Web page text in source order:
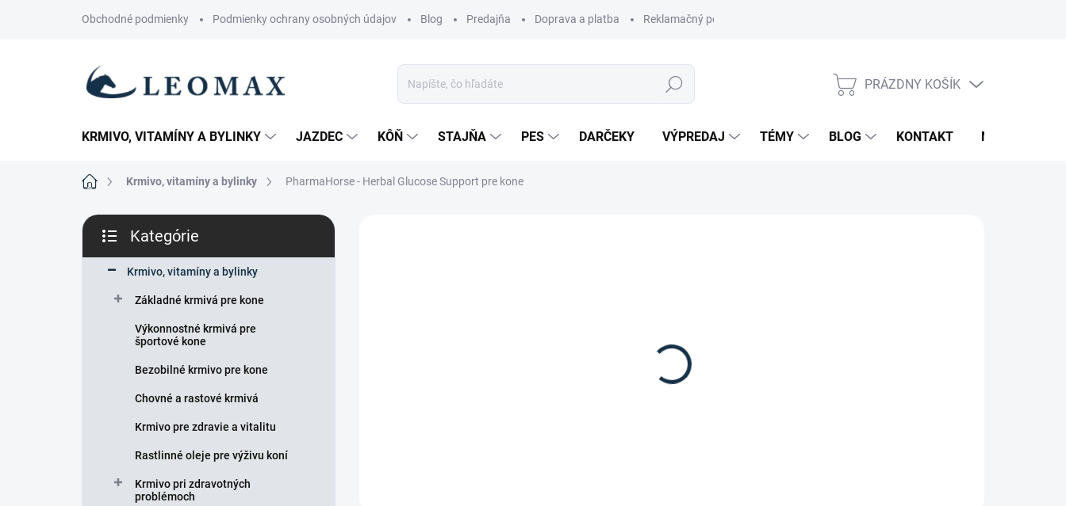
Obchodné podmienky Podmienky ochrany osobných údajov Blog Predajňa Doprava a platba Reklamačný poriadok
Hľadať
NÁKUPNÝ
PRÁZDNY KOŠÍK
KRMIVO, VITAMÍNY A BYLINKY JAZDEC KÔŇ STAJŇA PES DARČEKY VÝPREDAJ TÉMY BLOG KONTAKT NOVINKY
DomovKrmivo, vitamíny a bylinky PharmaHorse - Herbal Glucose Support pre kone
B
č
kategórie
Kategórie
Krmivo, vitamíny a bylinky
Základné krmivá pre kone
Výkonnostné krmivá pre
športové kone
Bezobilné krmivo pre kone
Chovné a rastové krmivá
Krmivo pre zdravie a vitalitu
Rastlinné oleje pre výživu koní
Krmivo pri zdravotných
problémoch
Herbal Glucose Support pre kone od spoločnosti Pharmahorse
je vyvážená zmes mníchovského korenia, senovky gréckej,